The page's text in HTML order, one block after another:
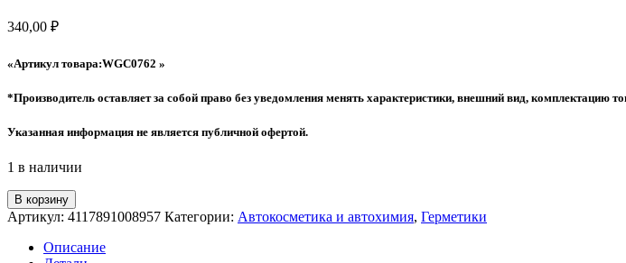
340,00 ₽
«Артикул товара:WGC0762 »
*Производитель оставляет за собой право без уведомления менять характеристики, внешний вид, комплектацию
Указанная информация не является публичной офертой.
1 в наличии
Количество
товара
Герметик
Формирователь
В корзину
Артикул: 4117891008957 Категории: Автокосметика и автохимия, Герметики
Описание